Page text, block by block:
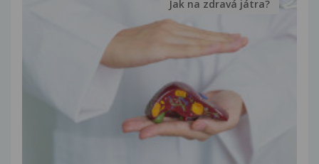
Jak na zdravá játra?